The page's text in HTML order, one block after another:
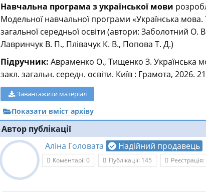
Навчальна програма з української мови
Модельної навчальної програми «Українська мова.
загальної середньої освіти (автори: Заболотний О.
Лавринчук В. П., Плівачук К. В., Попова Т. Д.)
Підручник: Авраменко О., Тищенко З. Українська
закл. загальн. середн. освіти. Київ : Грамота, 2026.
Завантажити матеріал
Показати вміст архіву
Автор публікації
Аліна Головата
Надійний продавець
Коментарі: 0 Публікації: 145